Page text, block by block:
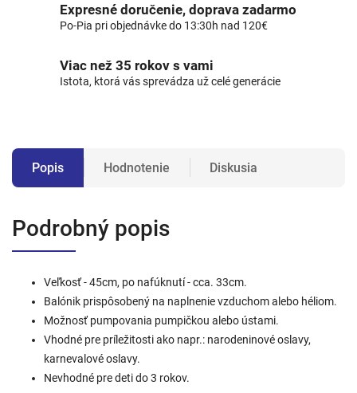
Expresné doručenie, doprava zadarmo
Po-Pia pri objednávke do 13:30h nad 120€
Viac než 35 rokov s vami
Istota, ktorá vás sprevádza už celé generácie
Popis Hodnotenie Diskusia
Podrobný popis
Veľkosť - 45cm, po nafúknutí - cca. 33cm.
Balónik prispôsobený na naplnenie vzduchom alebo héliom.
Možnosť pumpovania pumpičkou alebo ústami.
Vhodné pre príležitosti ako napr.: narodeninové oslavy,
karnevalové oslavy.
Nevhodné pre deti do 3 rokov.